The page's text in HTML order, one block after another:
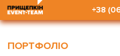
+38
ПОРТФОЛІО